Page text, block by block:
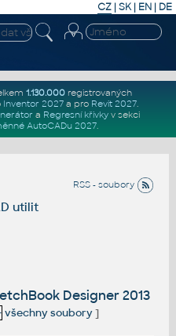
CZ | SK| EN | DE
1.130.000registrovaných
Inventor 2027a pro Revit 2027.
a Regresní křivkyv sekci
AutoCADu 2027.
RSS - soubory
utilit
Designer 2013
všechny soubory]